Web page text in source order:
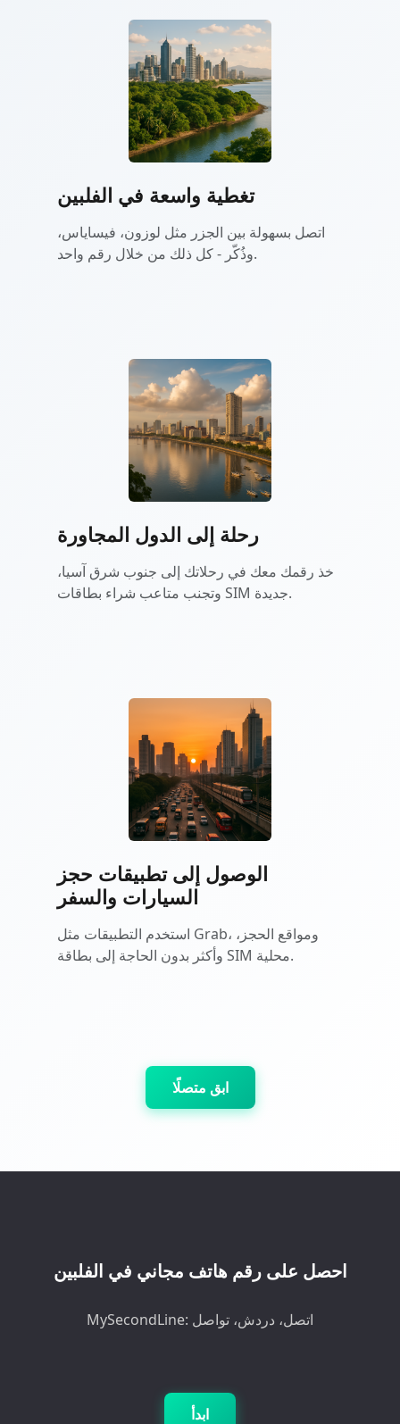
تغطية واسعة في الفلبين
اتصل بسهولة بين الجزر مثل لوزون، فيساياس،
وذُكّر - كل ذلك من خلال رقم واحد.
رحلة إلى الدول المجاورة
خذ رقمك معك في رحلاتك إلى جنوب شرق آسيا،
وتجنب متاعب شراء بطاقات SIM جديدة.
الوصول إلى تطبيقات حجز
السيارات والسفر
استخدم التطبيقات مثل Grab، ومواقع الحجز،
وأكثر بدون الحاجة إلى بطاقة SIM محلية.
ابق متصلًا
احصل على رقم هاتف مجاني في الفلبين
MySecondLine: اتصل، دردش، تواصل
ابدأ